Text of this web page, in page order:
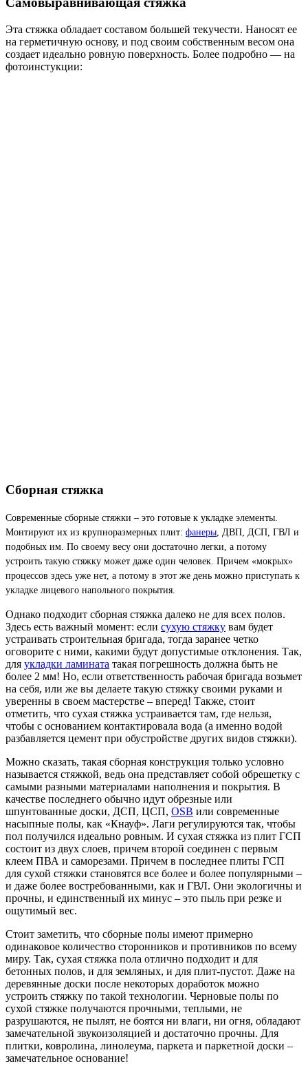
Эта стяжка обладает составом большей текучести. Наносят ее
на герметичную основу, и под своим собственным весом она
создает идеально ровную поверхность. Более подробно — на
фотоинстукции:
Сборная стяжка
Современные сборные стяжки – это готовые к укладке элементы.
Монтируют их из крупноразмерных плит: фанеры , ДВП, ДСП, ГВЛ и
подобных им. По своему весу они достаточно легки, а потому
устроить такую стяжку может даже один человек. Причем «мокрых»
процессов здесь уже нет, а потому в этот же день можно приступать к
укладке лицевого напольного покрытия.
Однако подходит сборная стяжка далеко не для всех полов.
Здесь есть важный момент: если сухую стяжку вам будет
устраивать строительная бригада, тогда заранее четко
оговорите с ними, какими будут допустимые отклонения. Так,
для укладки ламината такая погрешность должна быть не
более 2 мм! Но, если ответственность рабочая бригада возьмет
на себя, или же вы делаете такую стяжку своими руками и
уверенны в своем мастерстве – вперед! Также, стоит
отметить, что сухая стяжка устраивается там, где нельзя,
чтобы с основанием контактировала вода (а именно водой
разбавляется цемент при обустройстве других видов стяжки).
Можно сказать, такая сборная конструкция только условно
называется стяжкой, ведь она представляет собой обрешетку с
самыми разными материалами наполнения и покрытия. В
качестве последнего обычно идут обрезные или
шпунтованные доски, ДСП, ЦСП, OSB или современные
насыпные полы, как «Кнауф». Лаги регулируются так, чтобы
пол получился идеально ровным. И сухая стяжка из плит ГСП
состоит из двух слоев, причем второй соединен с первым
клеем ПВА и саморезами. Причем в последнее плиты ГСП
для сухой стяжки становятся все более и более популярными –
и даже более востребованными, как и ГВЛ. Они экологичны и
прочны, и единственный их минус – это пыль при резке и
ощутимый вес.
Стоит заметить, что сборные полы имеют примерно
одинаковое количество сторонников и противников по всему
миру. Так, сухая стяжка пола отлично подходит и для
бетонных полов, и для земляных, и для плит-пустот. Даже на
деревянные доски после некоторых доработок можно
устроить стяжку по такой технологии. Черновые полы по
сухой стяжке получаются прочными, теплыми, не
разрушаются, не пылят, не боятся ни влаги, ни огня, обладают
замечательной звукоизоляцией и достаточно прочны. Для
плитки, ковролина, линолеума, паркета и паркетной доски –
замечательное основание!